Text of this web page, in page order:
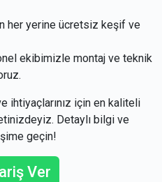
her yerine ücretsiz keşif ve
ekibimizle montaj ve teknik
ihtiyaçlarınız için en kaliteli
Detaylı bilgi ve
geçin!
Ver